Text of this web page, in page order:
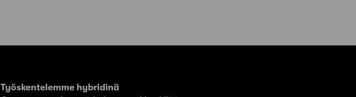
Työskentelemme hybridinä